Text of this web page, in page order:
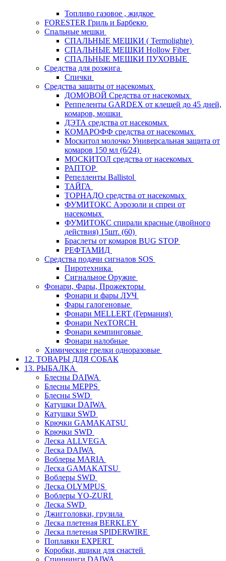
Топливо газовое , жидкое
FORESTER Гриль и Барбекю
Спальные мешки
СПАЛЬНЫЕ МЕШКИ ( Termolighte)
СПАЛЬНЫЕ МЕШКИ Hollow Fiber
СПАЛЬНЫЕ МЕШКИ ПУХОВЫЕ
Средства для розжига
Спички
Средства защиты от насекомых
ДОМОВОЙ Средства от насекомых
Реппеленты GARDEX от клещей до 45 дней,
комаров, мошки
ДЭТА средства от насекомых
КОМАРОФФ средства от насекомых
Москитол молочко Универсальная защита от
комаров 150 мл (6/24)
МОСКИТОЛ средства от насекомых
РАПТОР
Репелленты Ballistol
ТАЙГА
ТОРНАДО средства от насекомых
ФУМИТОКС Аэрозоли и спреи от
насекомых
ФУМИТОКС спирали красные (двойного
действия) 15шт. (60)
Браслеты от комаров BUG STOP
РЕФТАМИД
Средства подачи сигналов SOS
Пиротехника
Сигнальное Оружие
Фонари, Фары, Прожекторы
Фонари и фары ЛУЧ
Фары галогеновые
Фонари MELLERT (Германия)
Фонари NexTORCH
Фонари кемпинговые
Фонари налобные
Химические грелки одноразовые
12. ТОВАРЫ ДЛЯ СОБАК
13. РЫБАЛКА
Блесны DAIWA
Блесны MEPPS
Блесны SWD
Катушки DAIWA
Катушки SWD
Крючки GAMAKATSU
Крючки SWD
Леска ALLVEGA
Леска DAIWA
Воблеры MARIA
Леска GAMAKATSU
Воблеры SWD
Леска OLYMPUS
Воблеры YO-ZURI
Леска SWD
Джигголовки, грузила
Леска плетеная BERKLEY
Леска плетеная SPIDERWIRE
Поплавки EXPERT
Коробки, ящики для снастей
Спиннинги DAIWA